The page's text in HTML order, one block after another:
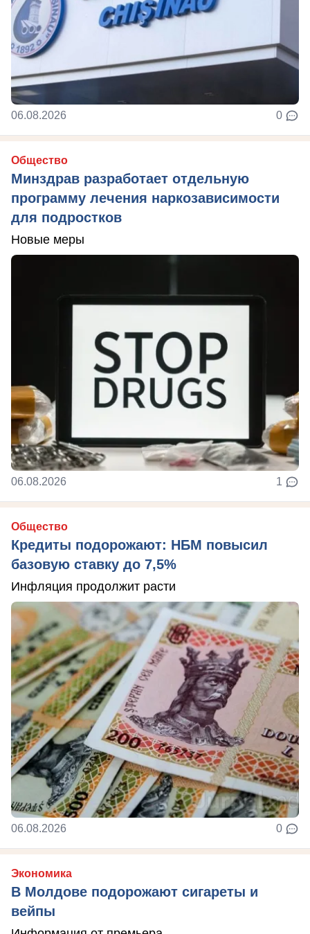
06.08.2026 0
Общество
Минздрав разработает отдельную
программу лечения наркозависимости
для подростков
Новые меры
06.08.2026 1
Общество
Кредиты подорожают: НБМ повысил
базовую ставку до 7,5%
Инфляция продолжит расти
06.08.2026 0
Экономика
В Молдове подорожают сигареты и
вейпы